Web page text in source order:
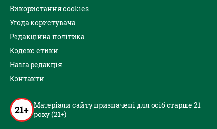
Використання cookies
Угода користувача
Редакційна політика
Кодекс етики
Наша редакція
Контакти
21+ Матеріали сайту призначені для осіб старше 21
року (21+)